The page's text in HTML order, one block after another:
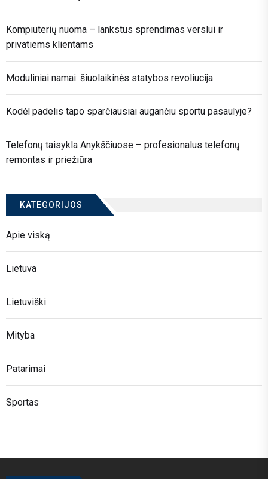
Kompiuterių nuoma – lankstus sprendimas verslui ir
privatiems klientams
Moduliniai namai: šiuolaikinės statybos revoliucija
Kodėl padelis tapo sparčiausiai augančiu sportu pasaulyje?
Telefonų taisykla Anykščiuose – profesionalus telefonų
remontas ir priežiūra
KATEGORIJOS
Apie viską
Lietuva
Lietuviški
Mityba
Patarimai
Sportas